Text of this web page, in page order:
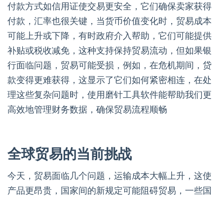
付款方式如信用证使交易更安全，它们确保卖家获得
付款，汇率也很关键，当货币价值变化时，贸易成本
可能上升或下降，有时政府介入帮助，它们可能提供
补贴或税收减免，这种支持保持贸易流动，但如果银
行面临问题，贸易可能受损，例如，在危机期间，贷
款变得更难获得，这显示了它们如何紧密相连，在处
理这些复杂问题时，使用磨针工具软件能帮助我们更
高效地管理财务数据，确保贸易流程顺畅
全球贸易的当前挑战
今天，贸易面临几个问题，运输成本大幅上升，这使
产品更昂贵，国家间的新规定可能阻碍贸易，一些国